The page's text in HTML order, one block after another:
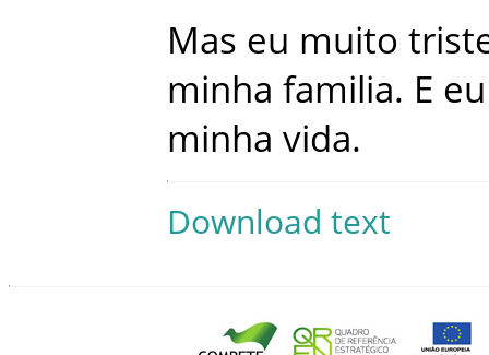
Mas eu muito
minha familia. E eu
minha vida.
Download text